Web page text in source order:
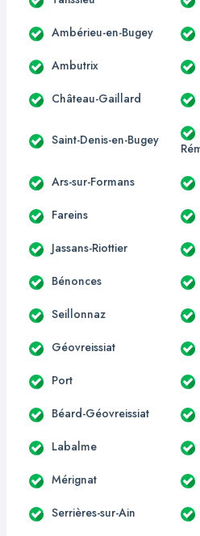
Ambérieu-en-Bugey
Ambutrix
Château-Gaillard
Saint-Denis-en-Bugey
Ars-sur-Formans
Fareins
Jassans-Riottier
Bénonces
Seillonnaz
Géovreissiat
Port
Béard-Géovreissiat
Labalme
Mérignat
Serrières-sur-Ain